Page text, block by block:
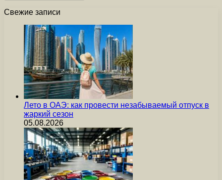
Свежие записи
Лето в ОАЭ: как провести незабываемый отпуск в
жаркий сезон
05.08.2026